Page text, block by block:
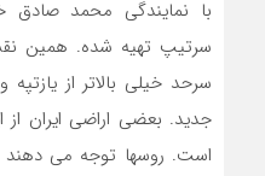
با نمایندگی محمد
سرتیپ تهیه شده. همین
سرحد خیلی بالاتر از
جدید. بعضی اراضی ایران
است. روسها توجه می دهند